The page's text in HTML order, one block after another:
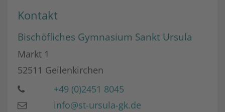
Kontakt
Bischöfliches Gymnasium Sankt Ursula
Markt 1
52511 Geilenkirchen
+49 (0)2451 8045
info@st-ursula-gk.de